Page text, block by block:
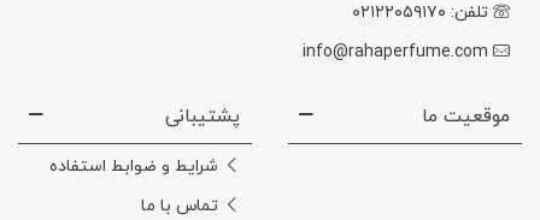
تلفن: ۰۲۱۲۲۰۵۹۱۷۰
info@rahaperfume.com
موقعیت ما پشتیبانی
شرایط و ضوابط استفاده
تماس با ما